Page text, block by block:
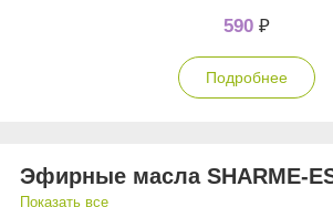
590 ₽
Подробнее
Эфирные масла SHARME-
Показать все